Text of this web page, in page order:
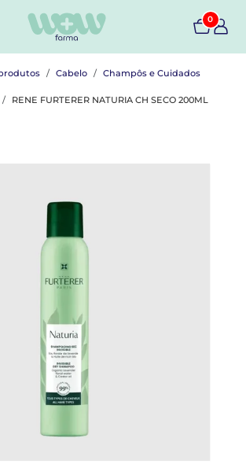
0
Cabelo Champôs e Cuidados
RENE FURTERER NATURIA CH SECO 200ML